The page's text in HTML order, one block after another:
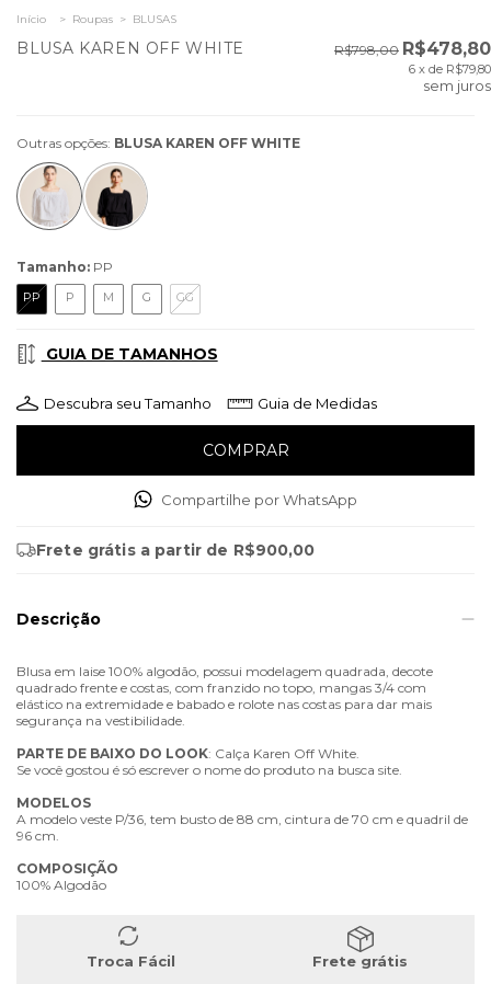
Início > Roupas > BLUSAS
BLUSA KAREN OFF WHITE R$798,00 R$478,80
6 x de R$79,80
sem juros
Outras opções: BLUSA KAREN OFF WHITE
Tamanho: PP
PP P M G GG
GUIA DE TAMANHOS
Descubra seu Tamanho Guia de Medidas
Compartilhe por WhatsApp
Frete grátis a partir de R$900,00
Descrição
Blusa em laise 100% algodão, possui modelagem quadrada, decote
quadrado frente e costas, com franzido no topo, mangas 3/4 com
elástico na extremidade e babado e rolote nas costas para dar mais
segurança na vestibilidade.
PARTE DE BAIXO DO LOOK: Calça Karen Off White.
Se você gostou é só escrever o nome do produto na busca site.
MODELOS
A modelo veste P/36, tem busto de 88 cm, cintura de 70 cm e quadril de
96 cm.
COMPOSIÇÃO
100% Algodão
Troca Fácil
Frete grátis